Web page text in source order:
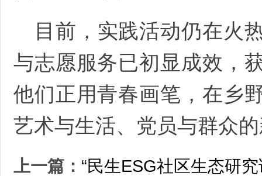
目前，实践活动仍在火
与志愿服务已初显成效，
他们正用青春画笔，在乡
艺术与生活、党员与群众
上一篇： “民生ESG社区生态研